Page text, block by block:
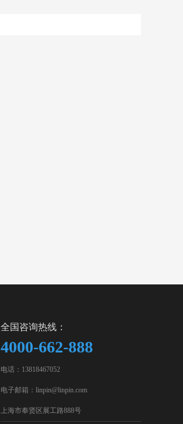
全国咨询热线：
4000-662-888
电话：13818467052
电子邮箱：linpin@linpin.com
上海市奉贤区展工路888号